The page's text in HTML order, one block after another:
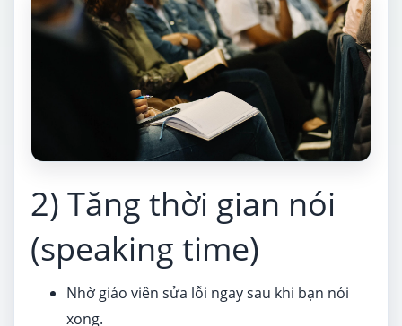
2) Tăng thời gian nói
(speaking time)
Nhờ giáo viên sửa lỗi ngay sau khi bạn nói
xong.